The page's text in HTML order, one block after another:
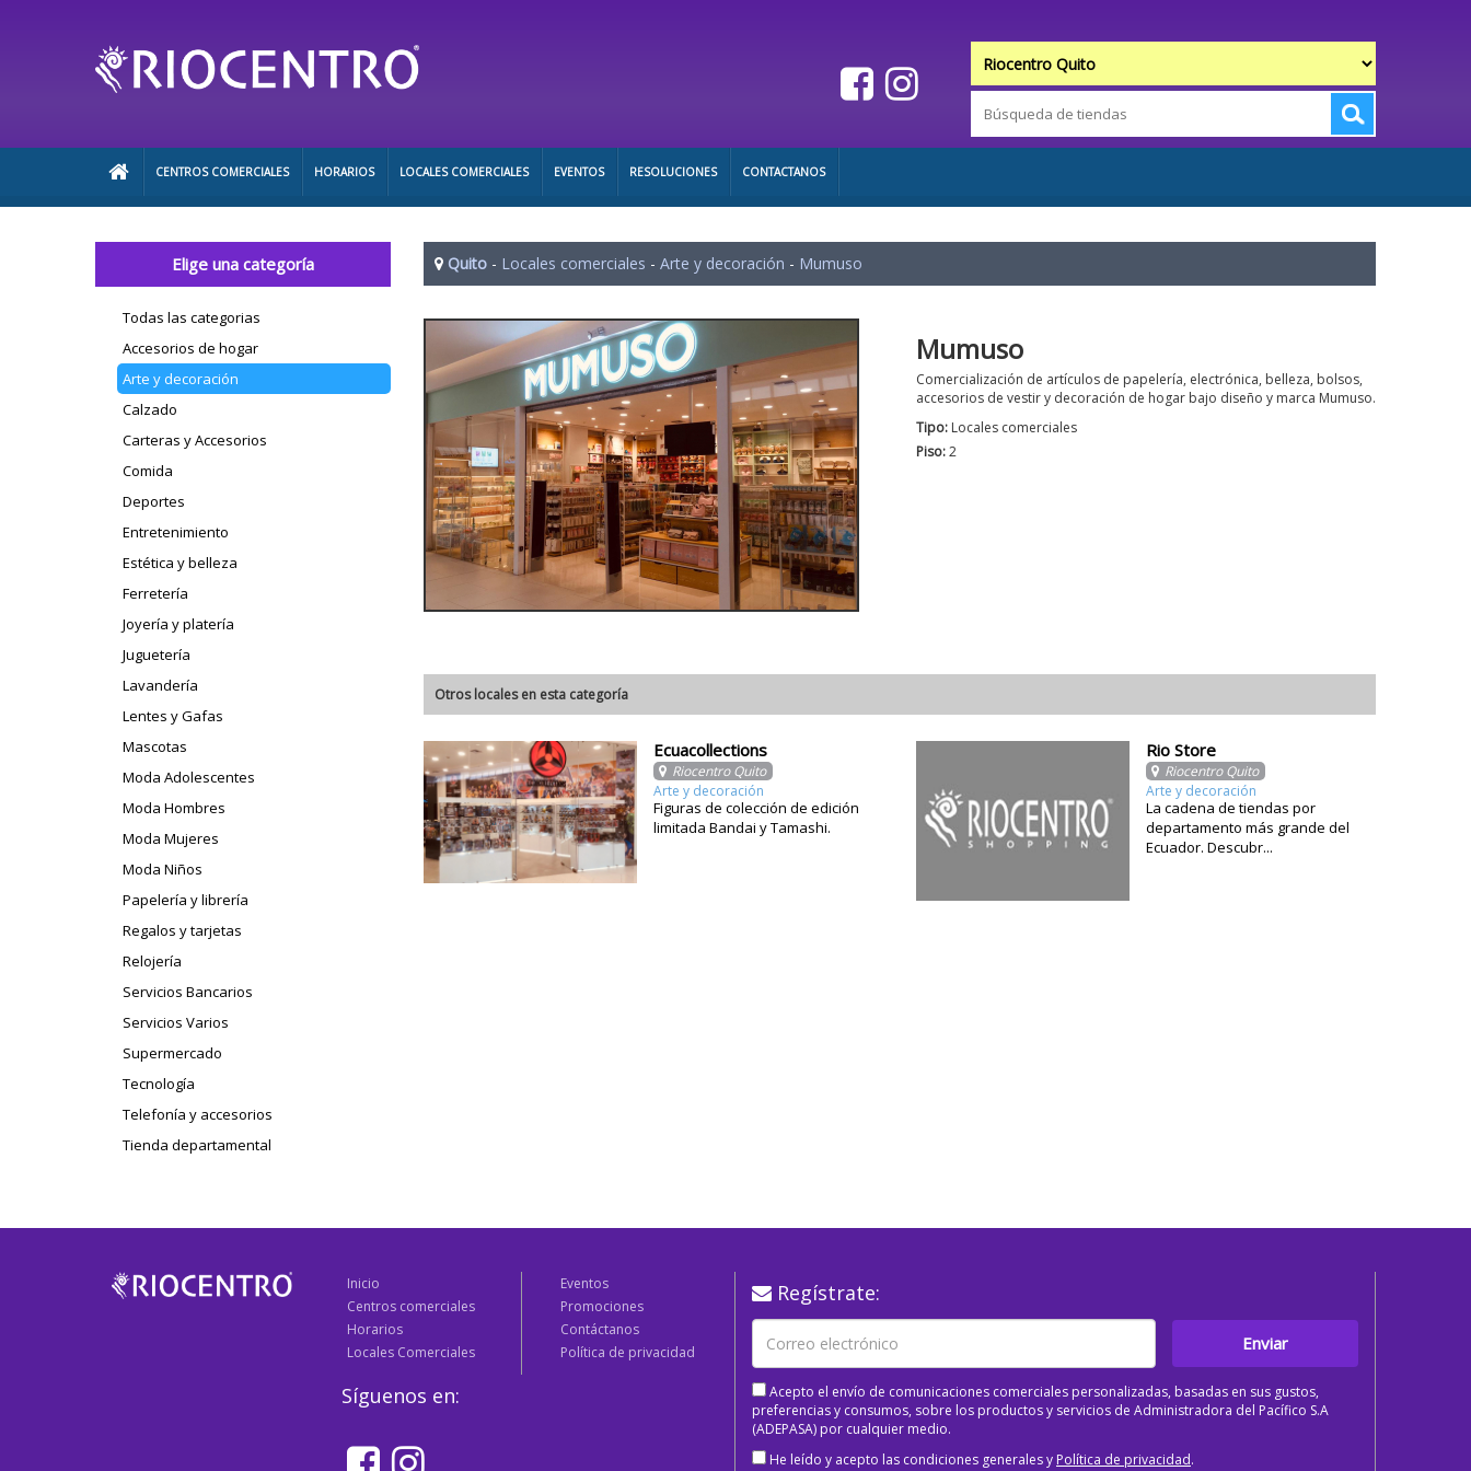
CENTROS COMERCIALES HORARIOS LOCALES COMERCIALES EVENTOS RESOLUCIONES CONTACTANOS
Elige una categoría
Todas las categorias
Accesorios de hogar
Arte y decoración
Calzado
Carteras y Accesorios
Comida
Deportes
Entretenimiento
Estética y belleza
Ferretería
Joyería y platería
Juguetería
Lavandería
Lentes y Gafas
Mascotas
Moda Adolescentes
Moda Hombres
Moda Mujeres
Moda Niños
Papelería y librería
Regalos y tarjetas
Relojería
Servicios Bancarios
Servicios Varios
Supermercado
Tecnología
Telefonía y accesorios
Tienda departamental
Quito - Locales comerciales - Arte y decoración - Mumuso
Mumuso
Comercialización de artículos de papelería, electrónica, belleza, bolsos,
accesorios de vestir y decoración de hogar bajo diseño y marca Mumuso.
Tipo: Locales comerciales
Piso:2
Otros locales en esta categoría
Ecuacollections
Riocentro Quito
Arte y decoración
Figuras de colección de edición
limitada Bandai y Tamashi.
Rio Store
Riocentro Quito
Arte y decoración
La cadena de tiendas por
departamento más grande del
Ecuador. Descubr...
Inicio
Centros comerciales
Horarios
Locales Comerciales
Eventos
Promociones
Contáctanos
Política de privacidad
Síguenos en:
Regístrate:
Enviar
Acepto el envío de comunicaciones comerciales personalizadas, basadas en sus gustos,
preferencias y consumos, sobre los productos y servicios de Administradora del Pacífico S.A
(ADEPASA) por cualquier medio.
He leído y acepto las condiciones generales y Política de privacidad.